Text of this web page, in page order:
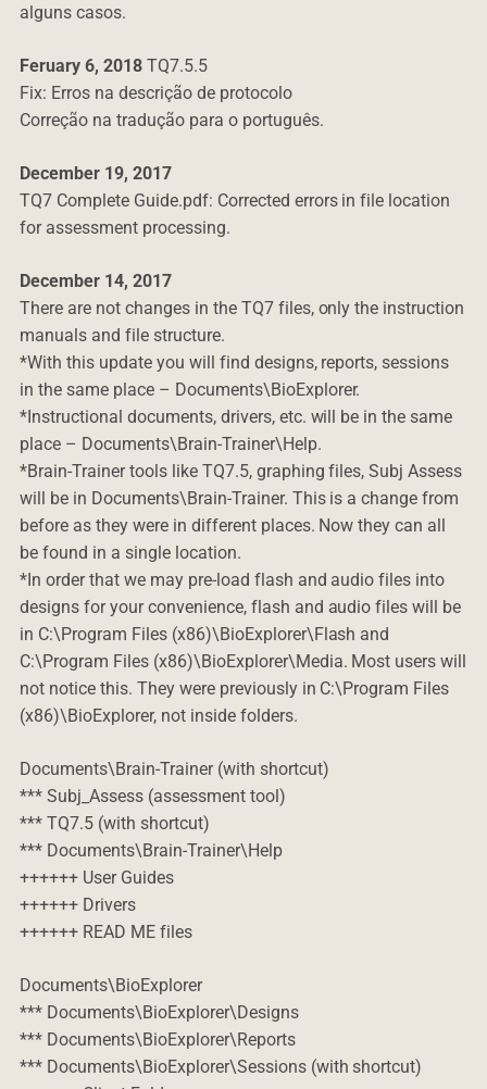
alguns casos.
Feruary 6, 2018 TQ7.5.5
Fix: Erros na descrição de protocolo
Correção na tradução para o português.
December 19, 2017
TQ7 Complete Guide.pdf: Corrected errors in file location
for assessment processing.
December 14, 2017
There are not changes in the TQ7 files, only the instruction
manuals and file structure.
*With this update you will find designs, reports, sessions
in the same place – Documents\BioExplorer.
*Instructional documents, drivers, etc. will be in the same
place – Documents\Brain-Trainer\Help.
*Brain-Trainer tools like TQ7.5, graphing files, Subj Assess
will be in Documents\Brain-Trainer. This is a change from
before as they were in different places. Now they can all
be found in a single location.
*In order that we may pre-load flash and audio files into
designs for your convenience, flash and audio files will be
in C:\Program Files (x86)\BioExplorer\Flash and
C:\Program Files (x86)\BioExplorer\Media. Most users will
not notice this. They were previously in C:\Program Files
(x86)\BioExplorer, not inside folders.
Documents\Brain-Trainer (with shortcut)
*** Subj_Assess (assessment tool)
*** TQ7.5 (with shortcut)
*** Documents\Brain-Trainer\Help
++++++ User Guides
++++++ Drivers
++++++ READ ME files
Documents\BioExplorer
*** Documents\BioExplorer\Designs
*** Documents\BioExplorer\Reports
*** Documents\BioExplorer\Sessions (with shortcut)